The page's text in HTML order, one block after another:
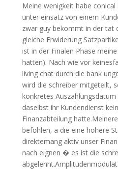
Meine wenigkeit habe
unter einsatz von einem
zwar guy bekommt in der tat
gleiche Erwiderung
ist in der Finalen Phase
hatten). Nach wie vor
living chat durch die bank
wird die schreiber mitgeteilt,
konkretes
daselbst ihr Kundendienst
Finanzabteilung
befohlen, a die eine hohere
direktemang aktiv unser
nach eignen � es ist die